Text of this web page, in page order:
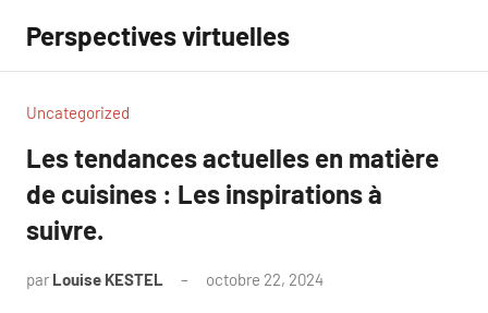
contenu
Perspectives virtuelles
Uncategorized
Les tendances actuelles en matière
de cuisines : Les inspirations à
suivre.
par Louise KESTEL octobre 22, 2024